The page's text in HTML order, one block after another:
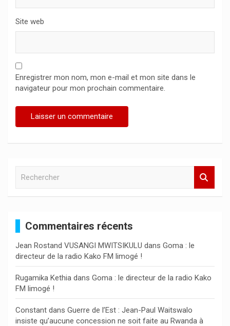
Site web
Enregistrer mon nom, mon e-mail et mon site dans le
navigateur pour mon prochain commentaire.
c
h
e
r
Commentaires récents
Jean Rostand VUSANGI MWITSIKULU dans Goma : le
directeur de la radio Kako FM limogé !
Rugamika Kethia dans Goma : le directeur de la radio Kako
FM limogé !
Constant dans Guerre de l’Est : Jean-Paul Waitswalo
insiste qu’aucune concession ne soit faite au Rwanda à